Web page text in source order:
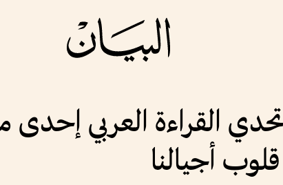
القراءة العربي إحدى
أجيالنا